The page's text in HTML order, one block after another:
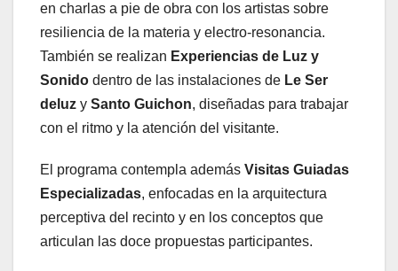
en charlas a pie de obra con los artistas sobre
resiliencia de la materia y electro-resonancia.
También se realizan Experiencias de Luz y
Sonido dentro de las instalaciones de Le Ser
deluz y Santo Guichon, diseñadas para trabajar
con el ritmo y la atención del visitante.
El programa contempla además Visitas Guiadas
Especializadas, enfocadas en la arquitectura
perceptiva del recinto y en los conceptos que
articulan las doce propuestas participantes.